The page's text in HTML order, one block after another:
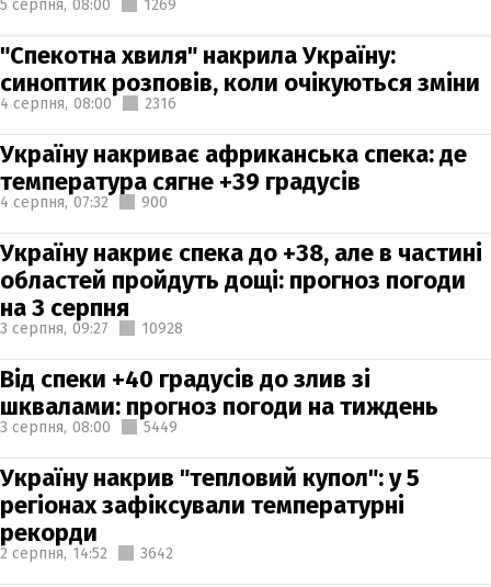
5 серпня, 08:00 1269
"Спекотна хвиля" накрила Україну:
синоптик розповів, коли очікуються зміни
4 серпня, 08:00 2316
Україну накриває африканська спека: де
температура сягне +39 градусів
4 серпня, 07:32 900
Україну накриє спека до +38, але в частині
областей пройдуть дощі: прогноз погоди
на 3 серпня
3 серпня, 09:27 10928
Від спеки +40 градусів до злив зі
шквалами: прогноз погоди на тиждень
3 серпня, 08:00 5449
Україну накрив "тепловий купол": у 5
регіонах зафіксували температурні
рекорди
2 серпня, 14:52 3642